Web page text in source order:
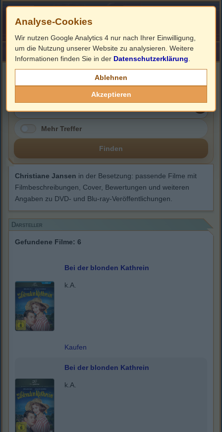
HOME ImpressumLinks
Christiane Jansen
Mehr Treffer
Finden
Christiane Jansen in der Besetzung: passende Filme mit
Filmbeschreibungen, Cover, Bewertungen und weiteren
Angaben zu DVD- und Blu-ray-Veröffentlichungen.
Darsteller
Gefundene Filme: 6
Bei der blonden Kathrein
k.A.
Kaufen
Bei der blonden Kathrein
k.A.
Analyse-Cookies
Wir nutzen Google Analytics 4 nur nach Ihrer Einwilligung,
um die Nutzung unserer Website zu analysieren. Weitere
Informationen finden Sie in der Datenschutzerklärung
Ablehnen
Akzeptieren